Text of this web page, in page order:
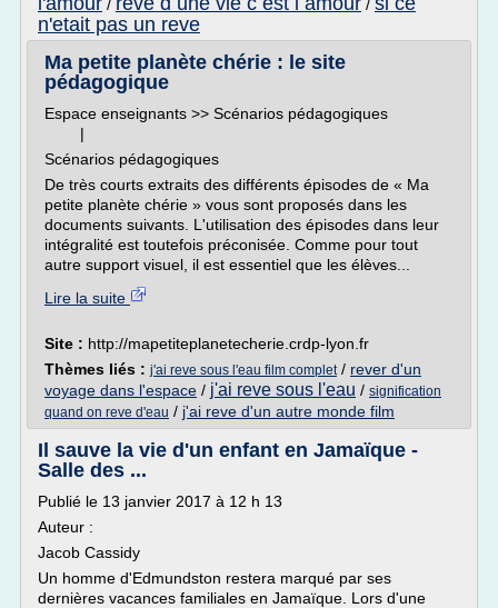
/ /
n'etait pas un reve
Ma petite planète chérie : le site
pédagogique
Espace enseignants >> Scénarios pédagogiques
|
Scénarios pédagogiques
De très courts extraits des différents épisodes de « Ma
petite planète chérie » vous sont proposés dans les
documents suivants. L'utilisation des épisodes dans leur
intégralité est toutefois préconisée. Comme pour tout
autre support visuel, il est essentiel que les élèves...
Lire la suite
Site : http://mapetiteplanetecherie.crdp-lyon.fr
Thèmes liés : j'ai reve sous l'eau film complet/ rever d'un
voyage dans l'espace / j'ai reve sous l'eau / signification
quand on reve d'eau / j'ai reve d'un autre monde film
Il sauve la vie d'un enfant en Jamaïque -
Salle des ...
Publié le 13 janvier 2017 à 12 h 13
Auteur :
Jacob Cassidy
Un homme d'Edmundston restera marqué par ses
dernières vacances familiales en Jamaïque. Lors d'une